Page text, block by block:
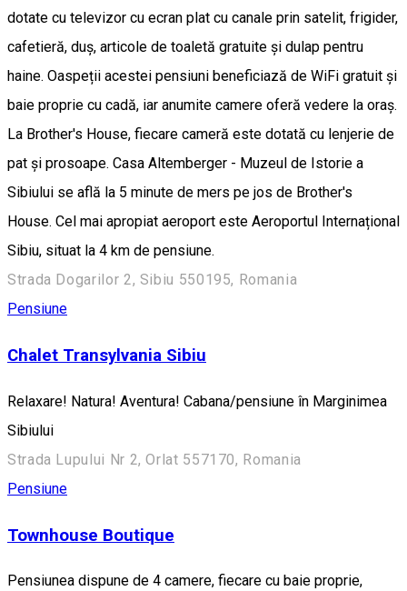
dotate cu televizor cu ecran plat cu canale prin satelit, frigider,
cafetieră, duș, articole de toaletă gratuite și dulap pentru
haine. Oaspeții acestei pensiuni beneficiază de WiFi gratuit și
baie proprie cu cadă, iar anumite camere oferă vedere la oraș.
La Brother's House, fiecare cameră este dotată cu lenjerie de
pat și prosoape. Casa Altemberger - Muzeul de Istorie a
Sibiului se află la 5 minute de mers pe jos de Brother's
House. Cel mai apropiat aeroport este Aeroportul Internațional
Sibiu, situat la 4 km de pensiune.
Strada Dogarilor 2, Sibiu 550195, Romania
Pensiune
Chalet Transylvania Sibiu
Relaxare! Natura! Aventura! Cabana/pensiune în Marginimea
Sibiului
Strada Lupului Nr 2, Orlat 557170, Romania
Pensiune
Townhouse Boutique
Pensiunea dispune de 4 camere, fiecare cu baie proprie,